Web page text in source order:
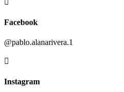
Facebook
@pablo.alanarivera.1

Instagram